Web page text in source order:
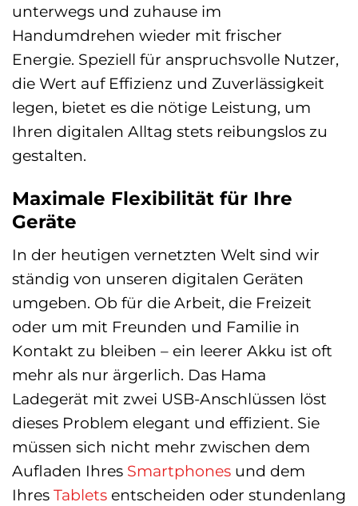
unterwegs und zuhause im
Handumdrehen wieder mit frischer
Energie. Speziell für anspruchsvolle Nutzer,
die Wert auf Effizienz und Zuverlässigkeit
legen, bietet es die nötige Leistung, um
Ihren digitalen Alltag stets reibungslos zu
gestalten.
Maximale Flexibilität für Ihre
Geräte
In der heutigen vernetzten Welt sind wir
ständig von unseren digitalen Geräten
umgeben. Ob für die Arbeit, die Freizeit
oder um mit Freunden und Familie in
Kontakt zu bleiben – ein leerer Akku ist oft
mehr als nur ärgerlich. Das Hama
Ladegerät mit zwei USB-Anschlüssen löst
dieses Problem elegant und effizient. Sie
müssen sich nicht mehr zwischen dem
Aufladen Ihres Smartphones und dem
Ihres Tablets entscheiden oder stundenlang